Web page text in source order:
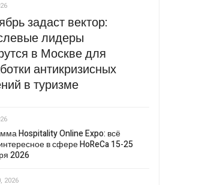
задаст вектор:
лидеры
в Москве для
антикризисных
в туризме
Hospitality Online Expo: всё
в сфере HoReCa 15-25
2026
2026